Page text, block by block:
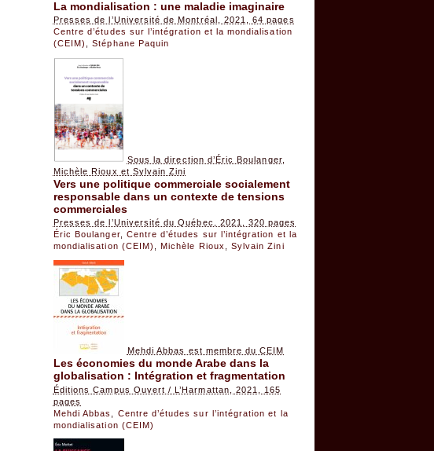
La mondialisation : une maladie imaginaire
Presses de l’Université de Montréal, 2021, 64 pages
Centre d’études sur l’intégration et la mondialisation
(CEIM)
,Stéphane Paquin
Sous la direction d’Éric Boulanger,
Michèle Rioux et Sylvain Zini
Vers une politique commerciale socialement
responsable dans un contexte de tensions
commerciales
Presses de l’Université du Québec, 2021, 320 pages
Éric Boulanger, Centre d’études sur l’intégration et la
mondialisation (CEIM) , Michèle Rioux, Sylvain Zini
Mehdi Abbas est membre du CEIM
Les économies du monde Arabe dans la
globalisation : Intégration et fragmentation
Éditions Campus Ouvert / L’Harmattan, 2021, 165
pages
Mehdi Abbas
Centre d’études sur l’intégration et la
mondialisation (CEIM)